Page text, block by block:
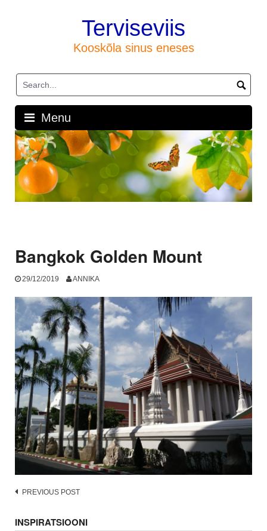
Terviseviis
Kooskõla sinus eneses
Menu
Bangkok Golden Mount
29/12/2019 ANNIKA
Post
PREVIOUS POST
INSPIRATSIOONI